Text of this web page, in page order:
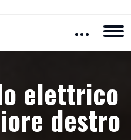
elettrico
destro